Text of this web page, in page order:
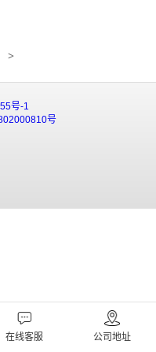
>
号-1
号
在线客服 公司地址